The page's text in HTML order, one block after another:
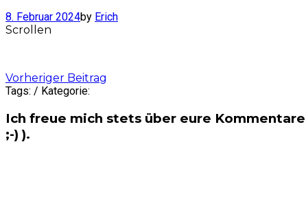
8. Februar 2024by Erich
Scrollen
Post
navigation
Vorheriger Beitrag
Tags: / Kategorie:
Ich freue mich stets über eure
;-) ).